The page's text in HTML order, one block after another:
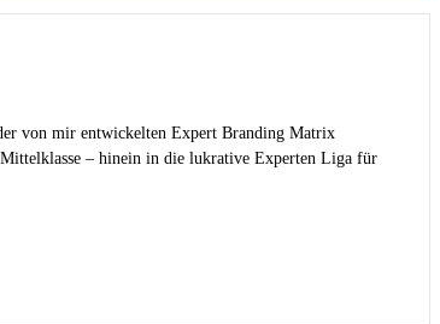
von mir entwickelten Expert Branding Matrix
Mittelklasse – hinein in die lukrative Experten Liga für